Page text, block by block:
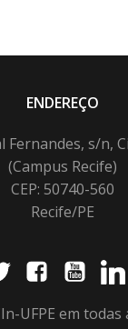
ENDEREÇO
Fernandes, s/n,
(Campus Recife)
CEP: 50740-560
Recife/PE
UFPE em todas